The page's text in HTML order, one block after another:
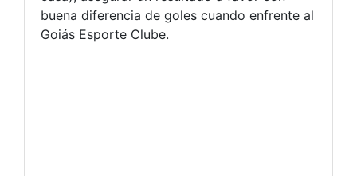
buena diferencia de goles cuando enfrente al
Goiás Esporte Clube.